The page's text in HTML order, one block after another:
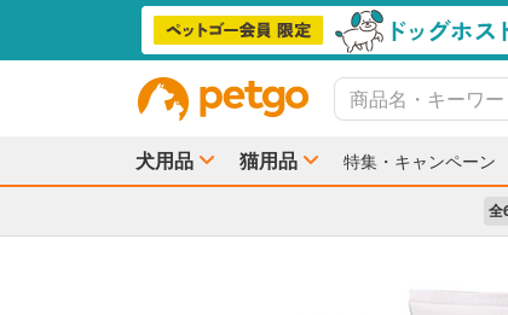
犬用品 猫用品 特集・キャンペーン
全